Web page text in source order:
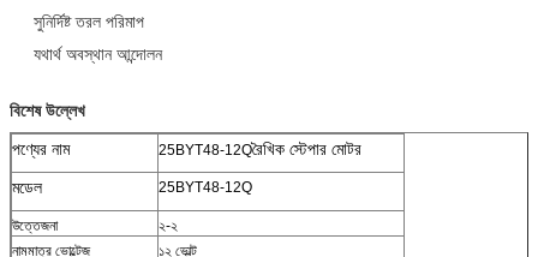
সুনির্দিষ্ট তরল পরিমাপ
যথার্থ অবস্থান আন্দোলন
বিশেষ উল্লেখ
পণ্যের নাম
25BYT48-12Qরৈখিক স্টেপার মোটর
মডেল
25BYT48-12Q
উত্তেজনা
২-২
নামমাত্র ভোল্টেজ
১২ ভোল্ট